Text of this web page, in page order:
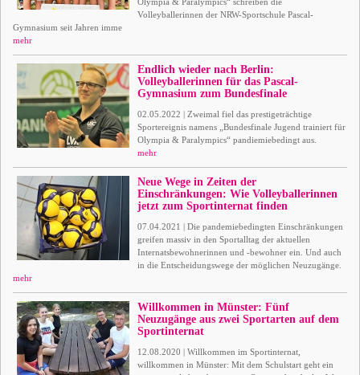
Volleyballerinnen der NRW-Sportschule Pascal-
Gymnasium seit Jahren imme
mehr
Endlich wieder nach Berlin:
Volleyballerinnen für das Pascal-
Gymnasium zum Bundesfinale
02.05.2022 | Zweimal fiel das prestigeträchtige
Sportereignis namens „Bundesfinale Jugend trainiert für
Olympia & Paralympics“ pandiemiebedingt aus.
mehr
Neue Wege in Zeiten der
Einschränkungen: Wie Volleyballerinnen
jetzt zum Sportinternat finden
07.04.2021 | Die pandemiebedingten Einschränkungen
greifen massiv in den Sportalltag der aktuellen
Internatsbewohnerinnen und -bewohner ein. Und auch
in die Entscheidungswege der möglichen Neuzugänge.
mehr
Willkommen in Münster: Fünf
Neuzugänge aus zwei Sportarten auf dem
Sportinternat
12.08.2020 | Willkommen im Sportinternat,
willkommen in Münster: Mit dem Schulstart geht ein